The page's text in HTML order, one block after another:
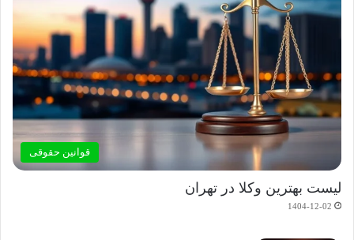
قوانین حقوقی
لیست بهترین وکلا در تهران
1404-12-02